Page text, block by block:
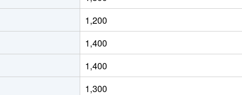
徒歩10分
徒歩24分
1,200
1,400
1,400
1,300